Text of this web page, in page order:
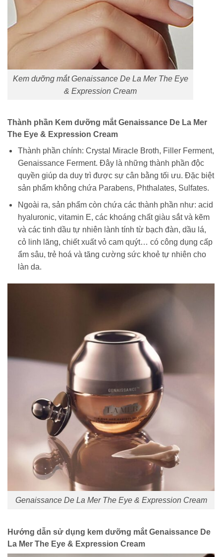
Kem dưỡng mắt Genaissance De La Mer The Eye
& Expression Cream
Thành phần Kem dưỡng mắt Genaissance De La Mer
The Eye & Expression Cream
Thành phần chính: Crystal Miracle Broth, Filler Ferment,
Genaissance Ferment. Đây là những thành phần độc
quyền giúp da duy trì được sự cân bằng tối ưu. Đặc biệt
sản phẩm không chứa Parabens, Phthalates, Sulfates.
Ngoài ra, sản phẩm còn chứa các thành phần như: acid
hyaluronic, vitamin E, các khoáng chất giàu sắt và kẽm
và các tinh dầu tự nhiên lành tính từ bạch đàn, dầu lá,
cỏ linh lăng, chiết xuất vỏ cam quýt… có công dụng cấp
ẩm sâu, trẻ hoá và tăng cường sức khoẻ tự nhiên cho
làn da.
Genaissance De La Mer The Eye & Expression Cream
Hướng dẫn sử dụng kem dưỡng mắt Genaissance De
La Mer The Eye & Expression Cream